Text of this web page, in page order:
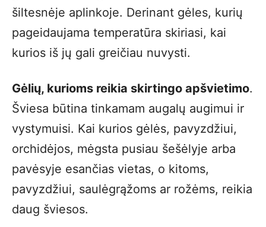
šiltesnėje aplinkoje. Derinant gėles, kurių
pageidaujama temperatūra skiriasi, kai
kurios iš jų gali greičiau nuvysti.
Gėlių, kurioms reikia skirtingo apšvietimo.
Šviesa būtina tinkamam augalų augimui ir
vystymuisi. Kai kurios gėlės, pavyzdžiui,
orchidėjos, mėgsta pusiau šešėlyje arba
pavėsyje esančias vietas, o kitoms,
pavyzdžiui, saulėgrąžoms ar rožėms, reikia
daug šviesos.